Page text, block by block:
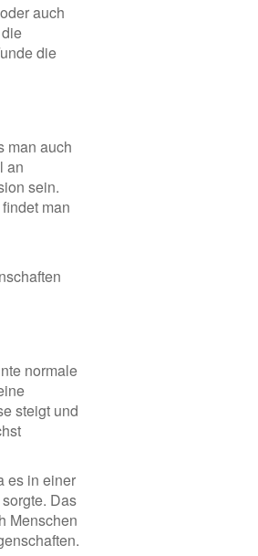
auch
die
man auch
an
sein.
man
normale
steigt und
es in einer
Das
Menschen